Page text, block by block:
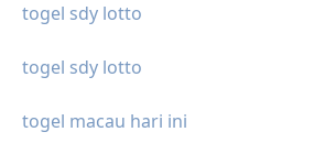
togel sdy lotto
togel sdy lotto
togel macau hari ini